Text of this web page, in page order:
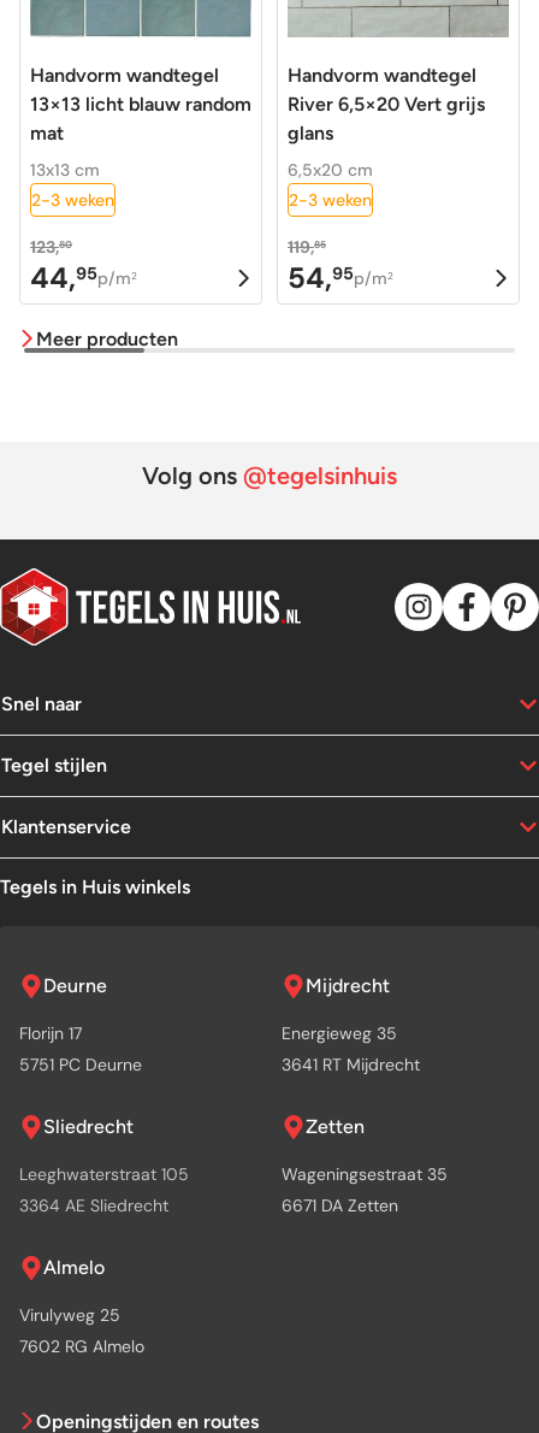
Handvorm wandtegel
13×13 licht blauw random
mat
13x13 cm
2-3 weken
123,80
Oorspronkelijke
prijs
was:
44,95
Huidige
prijs
is:
p/m2
Handvorm wandtegel
River 6,5×20 Vert grijs
glans
6,5x20 cm
2-3 weken
119,85
Oorspronkelijke
prijs
54,95
Huidige
prijs
p/m2
Meer producten
Volg ons @tegelsinhuis
Snel naar
Tegel stijlen
Klantenservice
Tegels in Huis winkels
Deurne
Florijn 17
5751 PC Deurne
Mijdrecht
Energieweg 35
3641 RT Mijdrecht
Sliedrecht
Leeghwaterstraat 105
3364 AE Sliedrecht
Zetten
Wageningsestraat 35
6671 DA Zetten
Almelo
Virulyweg 25
7602 RG Almelo
Openingstijden en routes